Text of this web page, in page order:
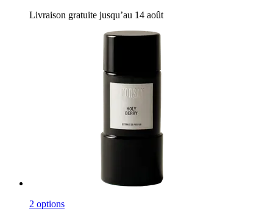
Livraison gratuite jusqu’au 14 août
2 options